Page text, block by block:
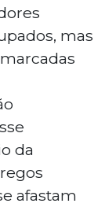
mas
da
afastam